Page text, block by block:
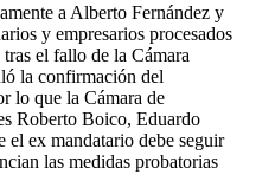
a Alberto Fernández y
y empresarios procesados
el fallo de la Cámara
la confirmación del
lo que la Cámara de
Roberto Boico, Eduardo
ex mandatario debe seguir
las medidas probatorias